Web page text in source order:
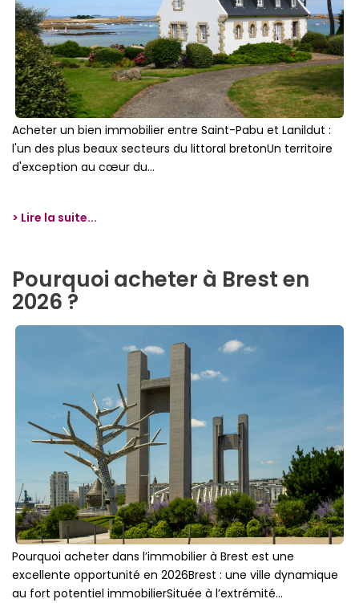
Acheter un bien immobilier entre Saint-Pabu et Lanildut :
l'un des plus beaux secteurs du littoral bretonUn territoire
d'exception au cœur du...
> Lire la suite...
Pourquoi acheter à Brest en
2026 ?
Pourquoi acheter dans l’immobilier à Brest est une
excellente opportunité en 2026Brest : une ville dynamique
au fort potentiel immobilierSituée à l’extrémité...